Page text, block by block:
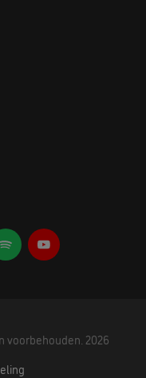
voorbehouden. 2026